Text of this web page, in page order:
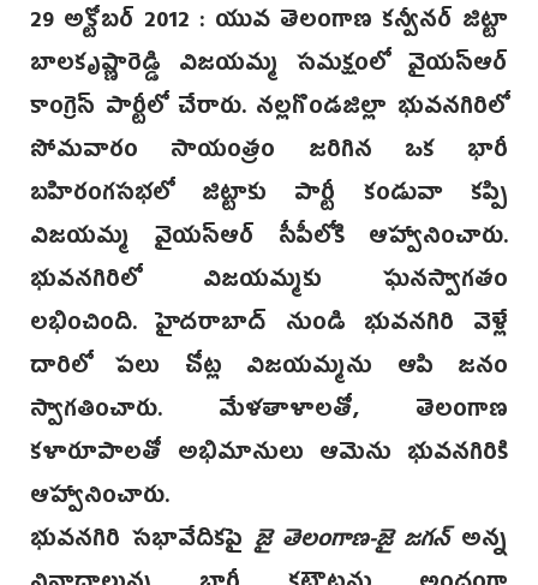
29 అక్టోబర్ 2012 : యువ తెలంగాణ కన్వీనర్ జిట్టా
బాలకృష్ణారెడ్డి విజయమ్మ సమక్షంలో వైయస్ఆర్
కాంగ్రెస్ పార్టీలో చేరారు. నల్లగొండజిల్లా భువనగిరిలో
సోమవారం సాయంత్రం జరిగిన ఒక భారీ
బహిరంగసభలో జిట్టాకు పార్టీ కండువా కప్పి
విజయమ్మ వైయస్ఆర్ సీపీలోకి ఆహ్వానించారు.
భువనగిరిలో విజయమ్మకు ఘనస్వాగతం
లభించింది. హైదరాబాద్ నుండి భువనగిరి వెళ్లే
దారిలో పలు చోట్ల విజయమ్మను ఆపి జనం
స్వాగతించారు. మేళతాళాలతో, తెలంగాణ
కళారూపాలతో అభిమానులు ఆమెను భువనగిరికి
ఆహ్వానించారు.
భువనగిరి సభావేదికపైజై తెలంగాణ-జై జగన్ అన్న